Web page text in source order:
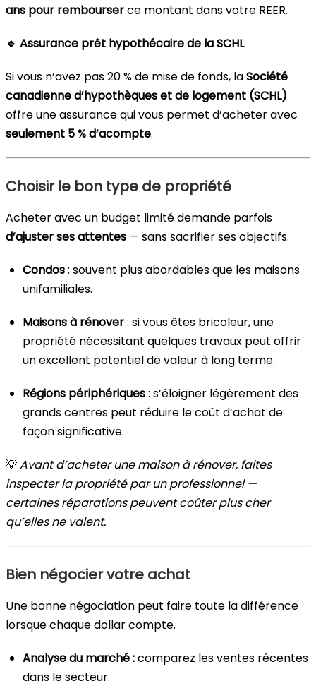
ans pour rembourserce montant dans votre REER.
🔹 Assurance prêt hypothécaire de la SCHL
Si vous n’avez pas 20 % de mise de fonds, laSociété
canadienne d’hypothèques et de logement (SCHL)
offre une assurance qui vous permet d’acheter avec
seulement 5 % d’acompte.
Choisir le bon type de propriété
Acheter avec un budget limité demande parfois
d’ajuster ses attentes — sans sacrifier ses objectifs.
Condos: souvent plus abordables que les maisons
unifamiliales.
Maisons à rénover: si vous êtes bricoleur, une
propriété nécessitant quelques travaux peut offrir
un excellent potentiel de valeur à long terme.
Régions périphériques: s’éloigner légèrement des
grands centres peut réduire le coût d’achat de
façon significative.
💡Avant d’acheter une maison à rénover, faites
inspecter la propriété par un professionnel —
certaines réparations peuvent coûter plus cher
qu’elles ne valent.
Bien négocier votre achat
Une bonne négociation peut faire toute la différence
lorsque chaque dollar compte.
Analyse du marché :comparez les ventes récentes
dans le secteur.